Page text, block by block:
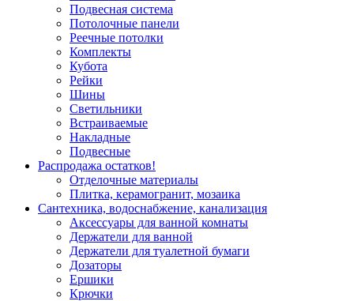
Подвесная система
Потолочные панели
Реечные потолки
Комплекты
Кубота
Рейки
Шины
Светильники
Встраиваемые
Накладные
Подвесные
Распродажа остатков!
Отделочные материалы
Плитка, керамогранит, мозаика
Сантехника, водоснабжение, канализация
Аксессуары для ванной комнаты
Держатели для ванной
Держатели для туалетной бумаги
Дозаторы
Ершики
Крючки